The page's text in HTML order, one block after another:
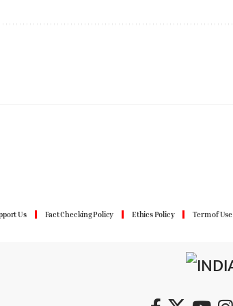
Us Fact Checking Policy Ethics Policy Term of Use